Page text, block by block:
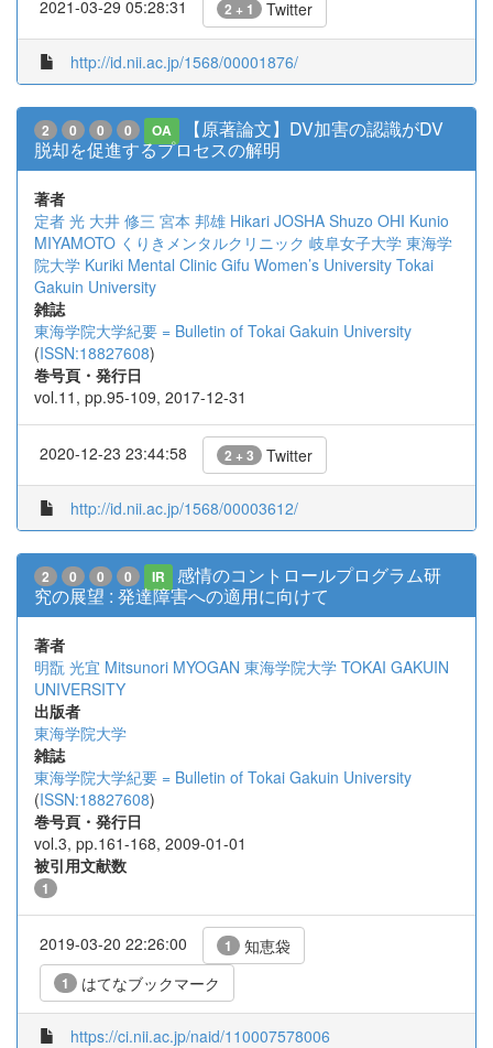
2021-03-29 05:28:31 2 + 1 Twitter
http://id.nii.ac.jp/1568/00001876/
2 0 0 0 OA
【原著論文】DV加害の認識がDV
脱却を促進するプロセスの解明
著者
定者 光 大井 修三 宮本 邦雄 Hikari JOSHA Shuzo OHI Kunio
MIYAMOTO くりきメンタルクリニック 岐阜女子大学 東海学
院大学 Kuriki Mental Clinic Gifu Women’s University Tokai
Gakuin University
雑誌
東海学院大学紀要 = Bulletin of Tokai Gakuin University
(ISSN:18827608)
巻号頁・発行日
vol.11, pp.95-109, 2017-12-31
2020-12-23 23:44:58 2 + 3 Twitter
http://id.nii.ac.jp/1568/00003612/
2 0 0 0 IR
感情のコントロールプログラム研
究の展望 : 発達障害への適用に向けて
著者
明翫 光宜 Mitsunori MYOGAN 東海学院大学 TOKAI GAKUIN
UNIVERSITY
出版者
東海学院大学
雑誌
東海学院大学紀要 = Bulletin of Tokai Gakuin University
(ISSN:18827608)
巻号頁・発行日
vol.3, pp.161-168, 2009-01-01
被引用文献数
1
2019-03-20 22:26:00 1 知恵袋
1 はてなブックマーク
https://ci.nii.ac.jp/naid/110007578006